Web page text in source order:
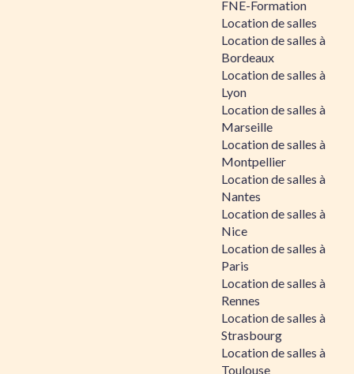
FNE-Formation
Location de salles
Location de salles à
Bordeaux
Location de salles à
Lyon
Location de salles à
Marseille
Location de salles à
Montpellier
Location de salles à
Nantes
Location de salles à
Nice
Location de salles à
Paris
Location de salles à
Rennes
Location de salles à
Strasbourg
Location de salles à
Toulouse